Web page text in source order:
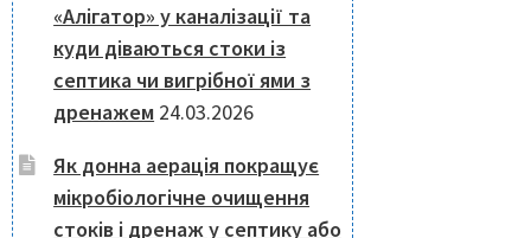
«Алігатор» у каналізації та
куди діваються стоки із
септика чи вигрібної ями з
дренажем 24.03.2026
Як донна аерація покращує
мікробіологічне очищення
стоків і дренаж у септику або